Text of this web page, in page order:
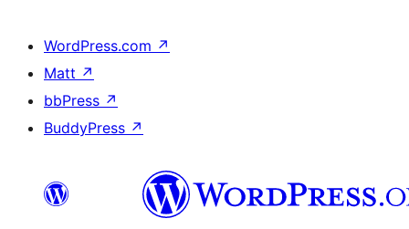
WordPress.com ↗
Matt ↗
bbPress ↗
BuddyPress ↗